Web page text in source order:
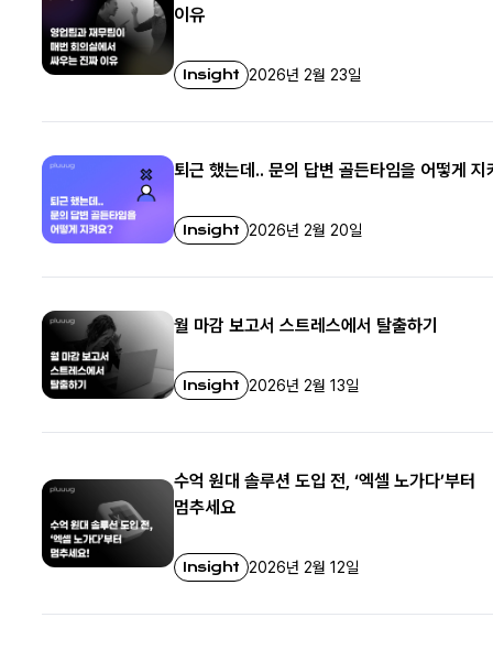
이유
Insight 2026년 2월 23일
퇴근 했는데.. 문의 답변 골든타임을 어떻게 지
Insight 2026년 2월 20일
월 마감 보고서 스트레스에서 탈출하기
Insight 2026년 2월 13일
수억 원대 솔루션 도입 전, ‘엑셀 노가다’부터
멈추세요
Insight 2026년 2월 12일